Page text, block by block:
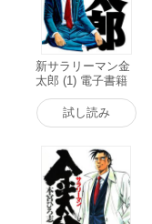
新サラリーマン金
太郎 (1) 電子書籍
試し読み